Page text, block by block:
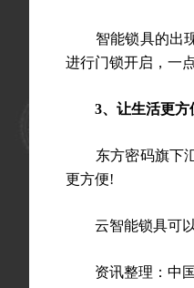
智能锁具的出现
进行门锁开启，一
3、让生活更方
东方密码旗下汇
更方便!
云智能锁具可以
资讯整理： 中